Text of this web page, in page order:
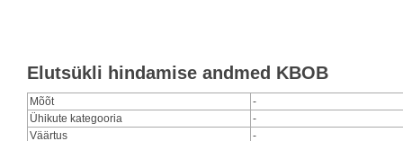
Elutsükli hindamise andmed KBOB
Mõõt
-
Ühikute kategooria
-
Väärtus
-